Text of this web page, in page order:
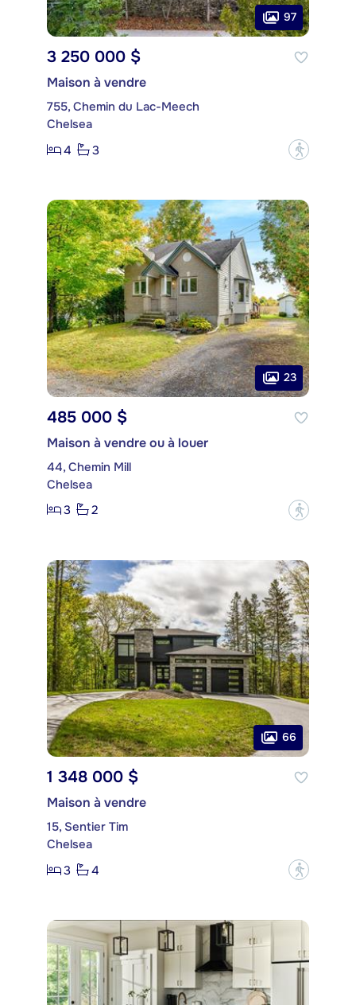
97
3 250 000 $
Maison à vendre
755, Chemin du Lac-Meech
Chelsea
4
3 ?
23
485 000 $
Maison à vendre ou à louer
44, Chemin Mill
Chelsea
3
2 ?
66
1 348 000 $
Maison à vendre
15, Sentier Tim
Chelsea
3
4 ?